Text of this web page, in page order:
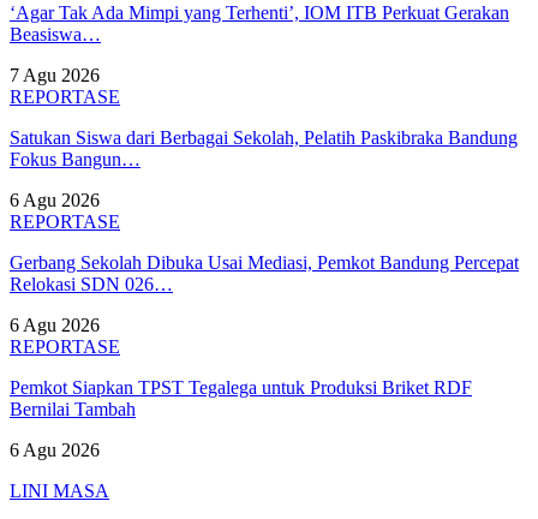
‘Agar Tak Ada Mimpi yang Terhenti’, IOM ITB Perkuat Gerakan
Beasiswa…
7 Agu 2026
REPORTASE
Satukan Siswa dari Berbagai Sekolah, Pelatih Paskibraka Bandung
Fokus Bangun…
6 Agu 2026
REPORTASE
Gerbang Sekolah Dibuka Usai Mediasi, Pemkot Bandung Percepat
Relokasi SDN 026…
6 Agu 2026
REPORTASE
Pemkot Siapkan TPST Tegalega untuk Produksi Briket RDF
Bernilai Tambah
6 Agu 2026
LINI MASA